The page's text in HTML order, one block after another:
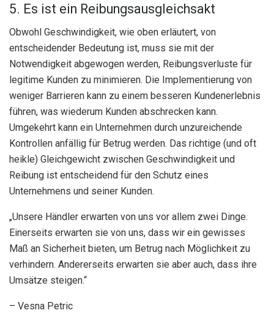
5. Es ist ein Reibungsausgleichsakt
Obwohl Geschwindigkeit, wie oben erläutert, von
entscheidender Bedeutung ist, muss sie mit der
Notwendigkeit abgewogen werden, Reibungsverluste für
legitime Kunden zu minimieren. Die Implementierung von
weniger Barrieren kann zu einem besseren Kundenerlebnis
führen, was wiederum Kunden abschrecken kann.
Umgekehrt kann ein Unternehmen durch unzureichende
Kontrollen anfällig für Betrug werden. Das richtige (und oft
heikle) Gleichgewicht zwischen Geschwindigkeit und
Reibung ist entscheidend für den Schutz eines
Unternehmens und seiner Kunden.
„Unsere Händler erwarten von uns vor allem zwei Dinge.
Einerseits erwarten sie von uns, dass wir ein gewisses
Maß an Sicherheit bieten, um Betrug nach Möglichkeit zu
verhindern. Andererseits erwarten sie aber auch, dass ihre
Umsätze steigen.“
– Vesna Petric